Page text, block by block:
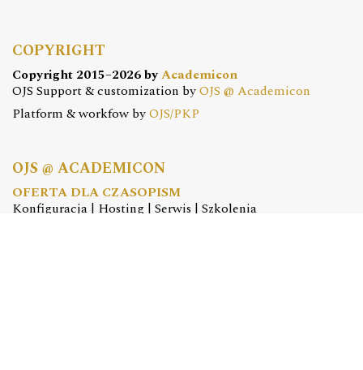
COPYRIGHT
Copyright 2015–2026 byAcademicon
OJS Support & customization byOJS @ Academicon
Platform & workfow byOJS/PKP
OJS @ ACADEMICON
OFERTA DLA CZASOPISM
Konfiguracja | Hosting | Serwis | Szkolenia